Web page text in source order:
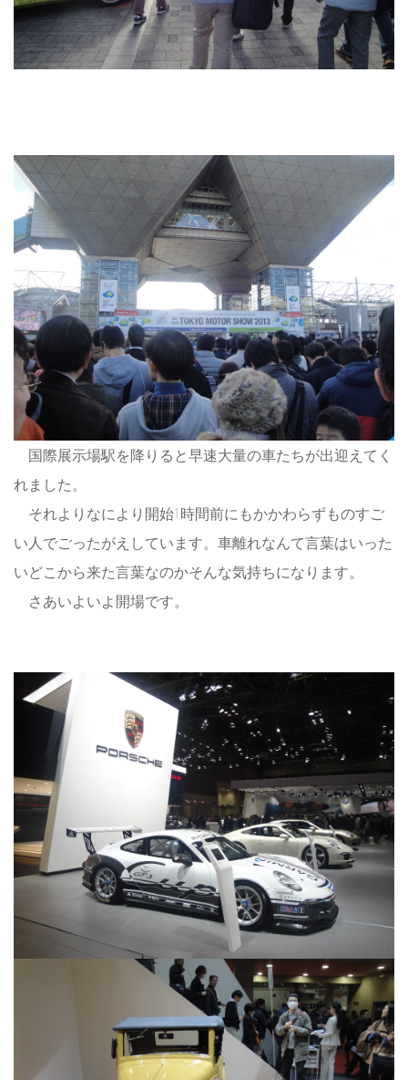
国際展示場駅を降りると早速大量の車たちが出迎えてく
れました。
それよりなにより開始1時間前にもかかわらずものすご
い人でごったがえしています。車離れなんて言葉はいった
いどこから来た言葉なのかそんな気持ちになります。
さあいよいよ開場です。